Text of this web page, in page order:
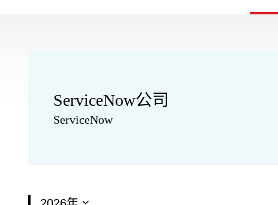
ServiceNow公司
ServiceNow